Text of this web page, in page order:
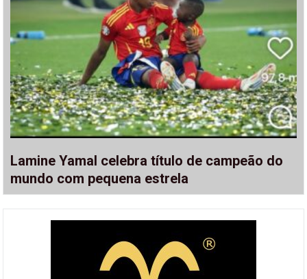
Lamine Yamal celebra título de campeão do
mundo com pequena estrela